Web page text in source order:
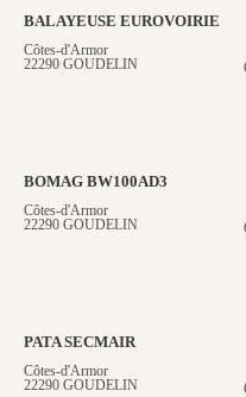
BALAYEUSE EUROVOIRIE
Côtes-d'Armor
22290 GOUDELIN
BOMAG BW100AD3
Côtes-d'Armor
22290 GOUDELIN
PATA SECMAIR
Côtes-d'Armor
22290 GOUDELIN